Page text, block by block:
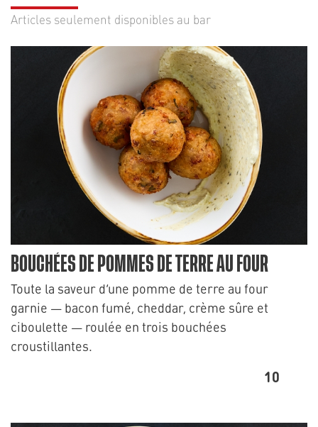
Articles seulement disponibles au bar
BOUCHÉES DE POMMES DE TERRE AU FOUR
Toute la saveur d’une pomme de terre au four
garnie — bacon fumé, cheddar, crème sûre et
ciboulette — roulée en trois bouchées
croustillantes.
10